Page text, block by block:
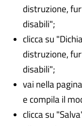
distruzione,
disabili";
clicca su
distruzione,
disabili";
vai nella
e compila il
clicca su